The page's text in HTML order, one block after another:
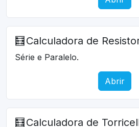
🧮 Calculadora de
Série e Paralelo.
Abrir
🧮 Calculadora de